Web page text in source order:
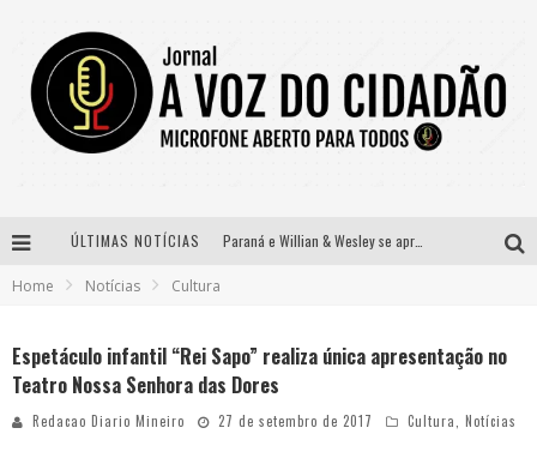
ÚLTIMAS NOTÍCIAS Paraná e Willian & Wesley se apresentam no Carretão Trevo Contagem nesta sexta-feira
Home Notícias Cultura
Espetáculo infantil “Rei Sapo” realiza única apresentação no
Teatro Nossa Senhora das Dores
Redacao Diario Mineiro 27 de setembro de 2017 Cultura Notícias